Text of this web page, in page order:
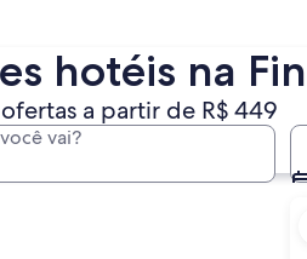
hotéis na
a partir de R$ 449
vai?
mais